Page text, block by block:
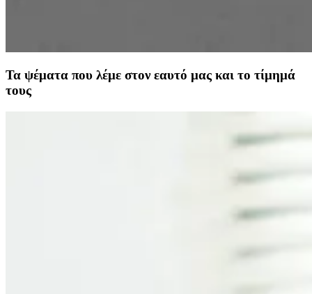
Τα ψέματα που λέμε στον εαυτό μας και το τίμημά
τους